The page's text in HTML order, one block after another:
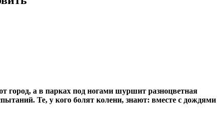
город, а в парках под ногами шуршит разноцветная
Те, у кого болят колени, знают: вместе с дождями